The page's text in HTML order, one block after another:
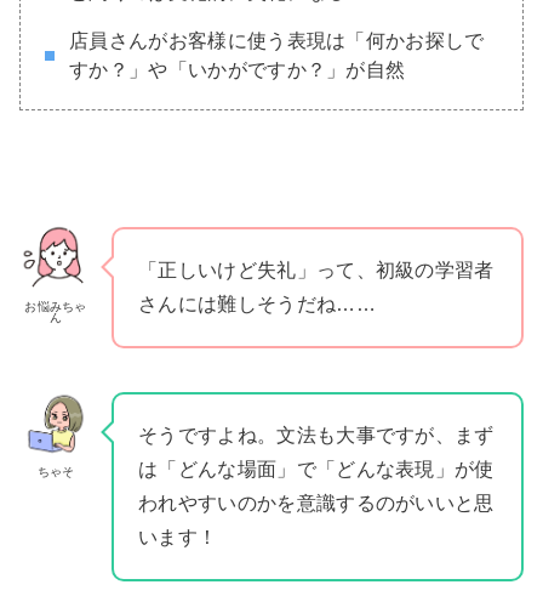
店員さんがお客様に使う表現は「何かお探しで
すか？」や「いかがですか？」が自然
お悩みちゃ
ん
「正しいけど失礼」って、初級の学習者
さんには難しそうだね……
ちゃそ
そうですよね。文法も大事ですが、まず
は「どんな場面」で「どんな表現」が使
われやすいのかを意識するのがいいと思
います！